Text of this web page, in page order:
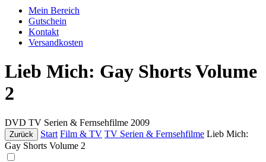
Mein Bereich
Gutschein
Kontakt
Versandkosten
Lieb Mich: Gay Shorts Volume
2
DVD TV Serien & Fernsehfilme 2009
Zurück Start Film & TV TV Serien & Fernsehfilme Lieb Mich:
Gay Shorts Volume 2